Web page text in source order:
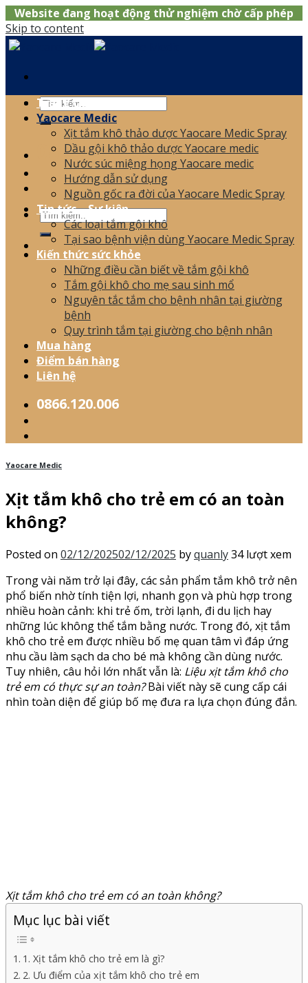
Website đang hoạt động thử nghiệm chờ cấp phép
Skip to content
0866.120.006
Trang chủ
Yaocare Medic
Xịt tắm khô thảo dược Yaocare Medic Spray
Dầu gội khô thảo dược Yaocare medic
Nước súc miệng họng Yaocare medic
Hướng dẫn sử dụng
Nguồn gốc ra đời của Yaocare Medic Spray
Tin tức – Sự kiện
Các loại tắm gội khô
Tại sao bệnh viện dùng Yaocare Medic Spray
Kiến thức sức khỏe
Những điều cần biết về tắm gội khô
Tắm gội khô cho mẹ sau sinh mổ
Nguyên tắc tắm cho bệnh nhân tại giường
bệnh
Quy trình tắm tại giường cho bệnh nhân
Mua hàng
Điểm bán hàng
Liên hệ
0866.120.006
Yaocare Medic
Xịt tắm khô cho trẻ em có an toàn
không?
Posted on 02/12/202502/12/2025 byquanly34 lượt xem
Trong vài năm trở lại đây, các sản phẩm tắm khô trở nên
phổ biến nhờ tính tiện lợi, nhanh gọn và phù hợp trong
nhiều hoàn cảnh: khi trẻ ốm, trời lạnh, đi du lịch hay
những lúc không thể tắm bằng nước. Trong đó, xịt tắm
khô cho trẻ em được nhiều bố mẹ quan tâm vì đáp ứng
nhu cầu làm sạch da cho bé mà không cần dùng nước.
Tuy nhiên, câu hỏi lớn nhất vẫn là: Liệu xịt tắm khô cho
trẻ em có thực sự an toàn?Bài viết này sẽ cung cấp cái
nhìn toàn diện để giúp bố mẹ đưa ra lựa chọn đúng đắn.
Xịt tắm khô cho trẻ em có an toàn không?
Mục lục bài viết
1. Xịt tắm khô cho trẻ em là gì?
2. Ưu điểm của xịt tắm khô cho trẻ em